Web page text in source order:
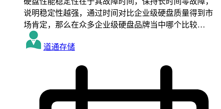
说明稳定性越强，通过时间对比企业级硬盘质量得到市
场肯定，那么在众多企业级硬盘品牌当中哪个比较…
道通存储